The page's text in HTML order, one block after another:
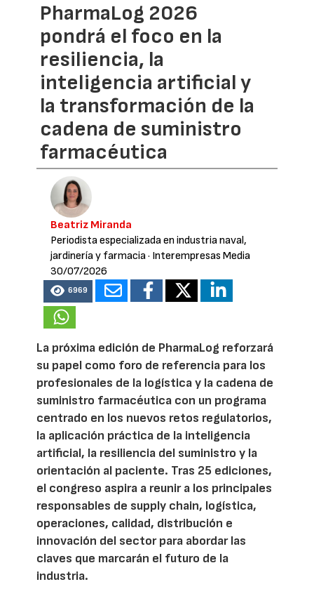
PharmaLog 2026
pondrá el foco en la
resiliencia, la
inteligencia artificial y
la transformación de la
cadena de suministro
farmacéutica
Beatriz Miranda
Periodista especializada en industria naval,
jardinería y farmacia· Interempresas Media
30/07/2026
6969
La próxima edición de PharmaLog reforzará
su papel como foro de referencia para los
profesionales de la logística y la cadena de
suministro farmacéutica con un programa
centrado en los nuevos retos regulatorios,
la aplicación práctica de la inteligencia
artificial, la resiliencia del suministro y la
orientación al paciente. Tras 25 ediciones,
el congreso aspira a reunir a los principales
responsables de supply chain, logística,
operaciones, calidad, distribución e
innovación del sector para abordar las
claves que marcarán el futuro de la
industria.